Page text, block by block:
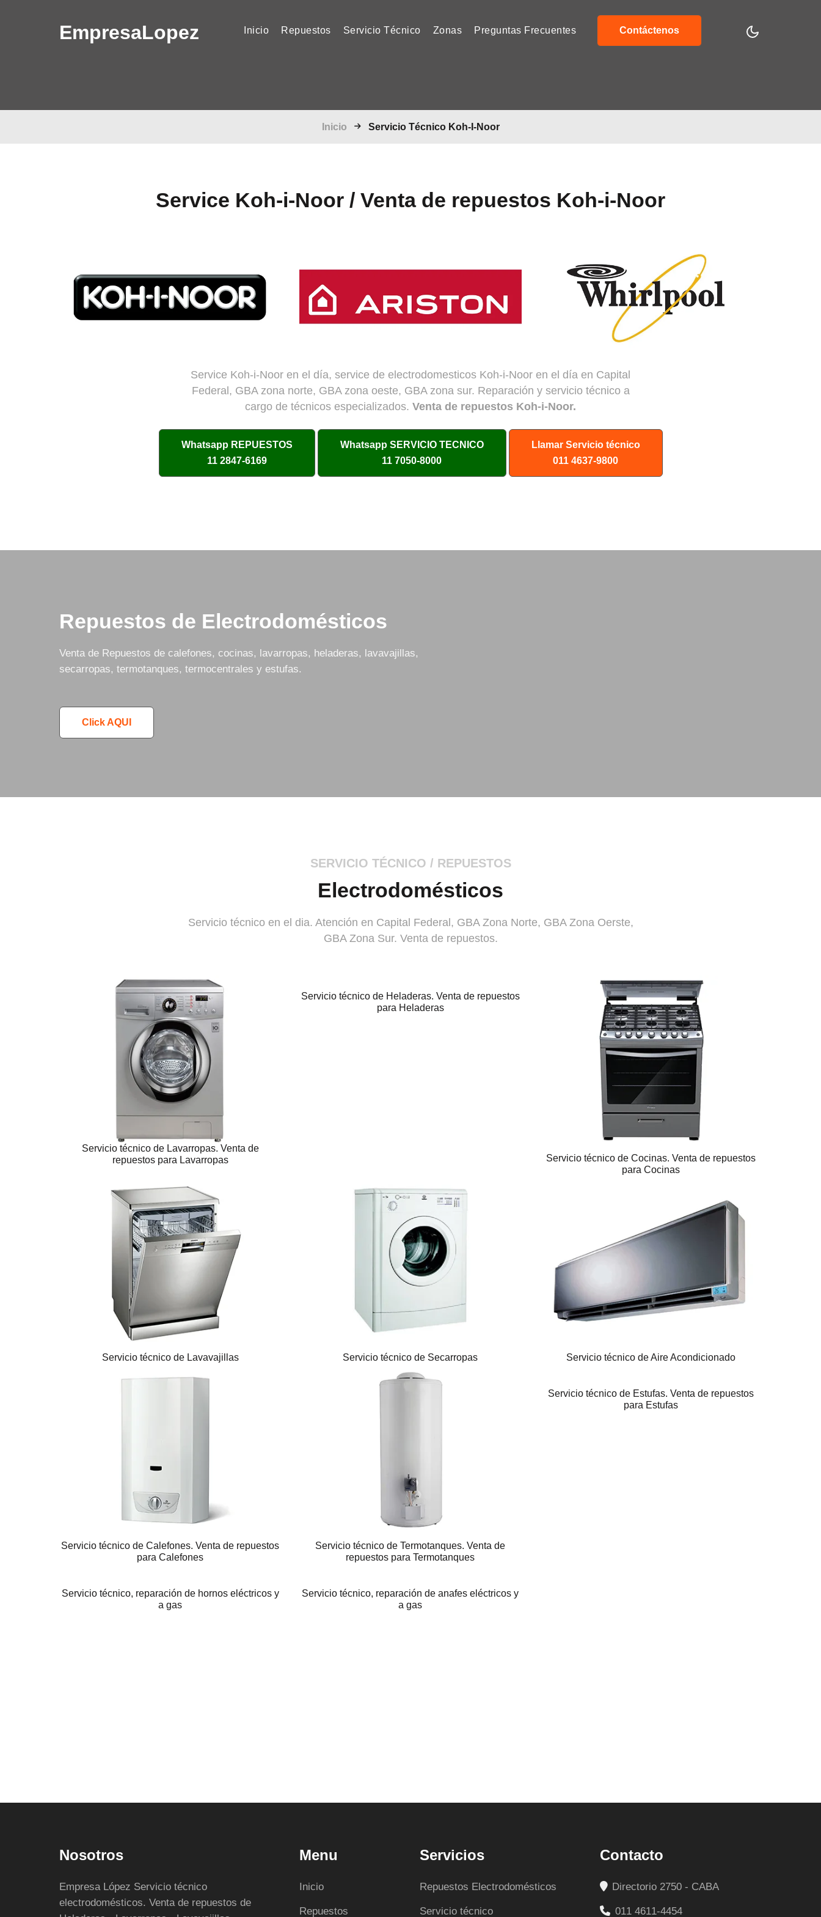
EmpresaLopez Inicio(current)
Repuestos Servicio Técnico Zonas Preguntas Frecuentes Contáctenos
Inicio Servicio Técnico Koh-I-Noor
Service Koh-i-Noor / Venta de repuestos Koh-i-Noor
Service Koh-i-Noor en el día, service de electrodomesticos Koh-i-Noor en el día en Capital
Federal, GBA zona norte, GBA zona oeste, GBA zona sur. Reparación y servicio técnico a
cargo de técnicos especializados. Venta de repuestos Koh-i-Noor.
Whatsapp REPUESTOS
11 2847-6169
Whatsapp SERVICIO TECNICO
11 7050-8000
Llamar Servicio técnico
011 4637-9800
Repuestos de Electrodomésticos
Venta de Repuestos de calefones, cocinas, lavarropas, heladeras, lavavajillas,
secarropas, termotanques, termocentrales y estufas.
Click AQUI
SERVICIO TÉCNICO / REPUESTOS
Electrodomésticos
Servicio técnico en el dia. Atención en Capital Federal, GBA Zona Norte, GBA Zona Oerste,
GBA Zona Sur. Venta de repuestos.
Servicio técnico de Lavarropas. Venta de
repuestos para Lavarropas
Servicio técnico de Heladeras. Venta de repuestos
para Heladeras
Servicio técnico de Cocinas. Venta de repuestos
para Cocinas
Servicio técnico de Lavavajillas Servicio técnico de Secarropas Servicio técnico de Aire Acondicionado
Servicio técnico de Calefones. Venta de repuestos
para Calefones
Servicio técnico de Termotanques. Venta de
repuestos para Termotanques
Servicio técnico de Estufas. Venta de repuestos
para Estufas
Servicio técnico, reparación de hornos eléctricos y
a gas
Servicio técnico, reparación de anafes eléctricos y
a gas
Nosotros
Empresa López Servicio técnico
electrodomésticos. Venta de repuestos de
Menu
Inicio
Repuestos
Servicios
Repuestos Electrodomésticos
Servicio técnico
Contacto
Directorio 2750 - CABA
011 4611-4454